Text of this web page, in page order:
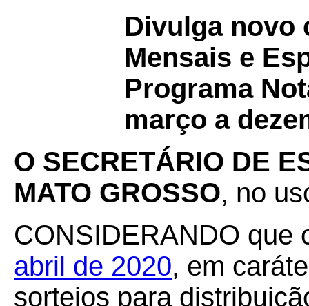
Divulga novo
Mensais e
Programa
março a
O SECRETÁRIO DE
MATO GROSSO, no
CONSIDERANDO que
abril de 2020, em
sorteios para